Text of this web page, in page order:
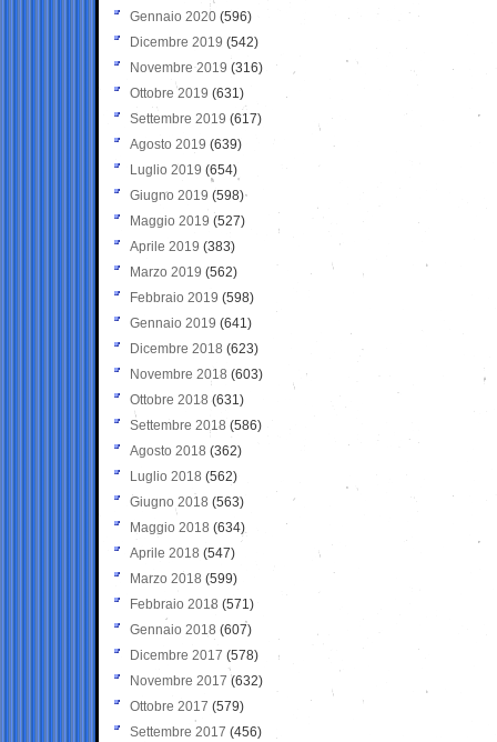
Gennaio 2020 (596)
Dicembre 2019 (542)
Novembre 2019 (316)
Ottobre 2019 (631)
Settembre 2019 (617)
Agosto 2019 (639)
Luglio 2019 (654)
Giugno 2019 (598)
Maggio 2019 (527)
Aprile 2019 (383)
Marzo 2019 (562)
Febbraio 2019 (598)
Gennaio 2019 (641)
Dicembre 2018 (623)
Novembre 2018 (603)
Ottobre 2018 (631)
Settembre 2018 (586)
Agosto 2018 (362)
Luglio 2018 (562)
Giugno 2018 (563)
Maggio 2018 (634)
Aprile 2018 (547)
Marzo 2018 (599)
Febbraio 2018 (571)
Gennaio 2018 (607)
Dicembre 2017 (578)
Novembre 2017 (632)
Ottobre 2017 (579)
Settembre 2017 (456)